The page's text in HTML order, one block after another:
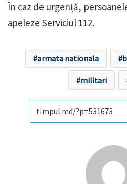
În caz de urgență,
apeleze Serviciul 112.
armata nationala
militari